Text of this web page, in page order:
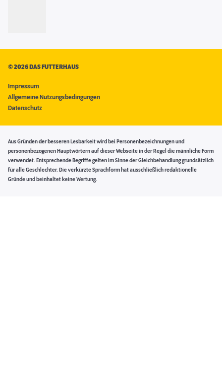
©2026 DAS FUTTERHAUS
Impressum
Allgemeine Nutzungsbedingungen
Datenschutz
Aus Gründen der besseren Lesbarkeit wird bei Personenbezeichnungen und
personenbezogenen Hauptwörtern auf dieser Webseite in der Regel die männliche Form
verwendet. Entsprechende Begriffe gelten im Sinne der Gleichbehandlung grundsätzlich
für alle Geschlechter. Die verkürzte Sprachform hat ausschließlich redaktionelle
Gründe und beinhaltet keine Wertung.